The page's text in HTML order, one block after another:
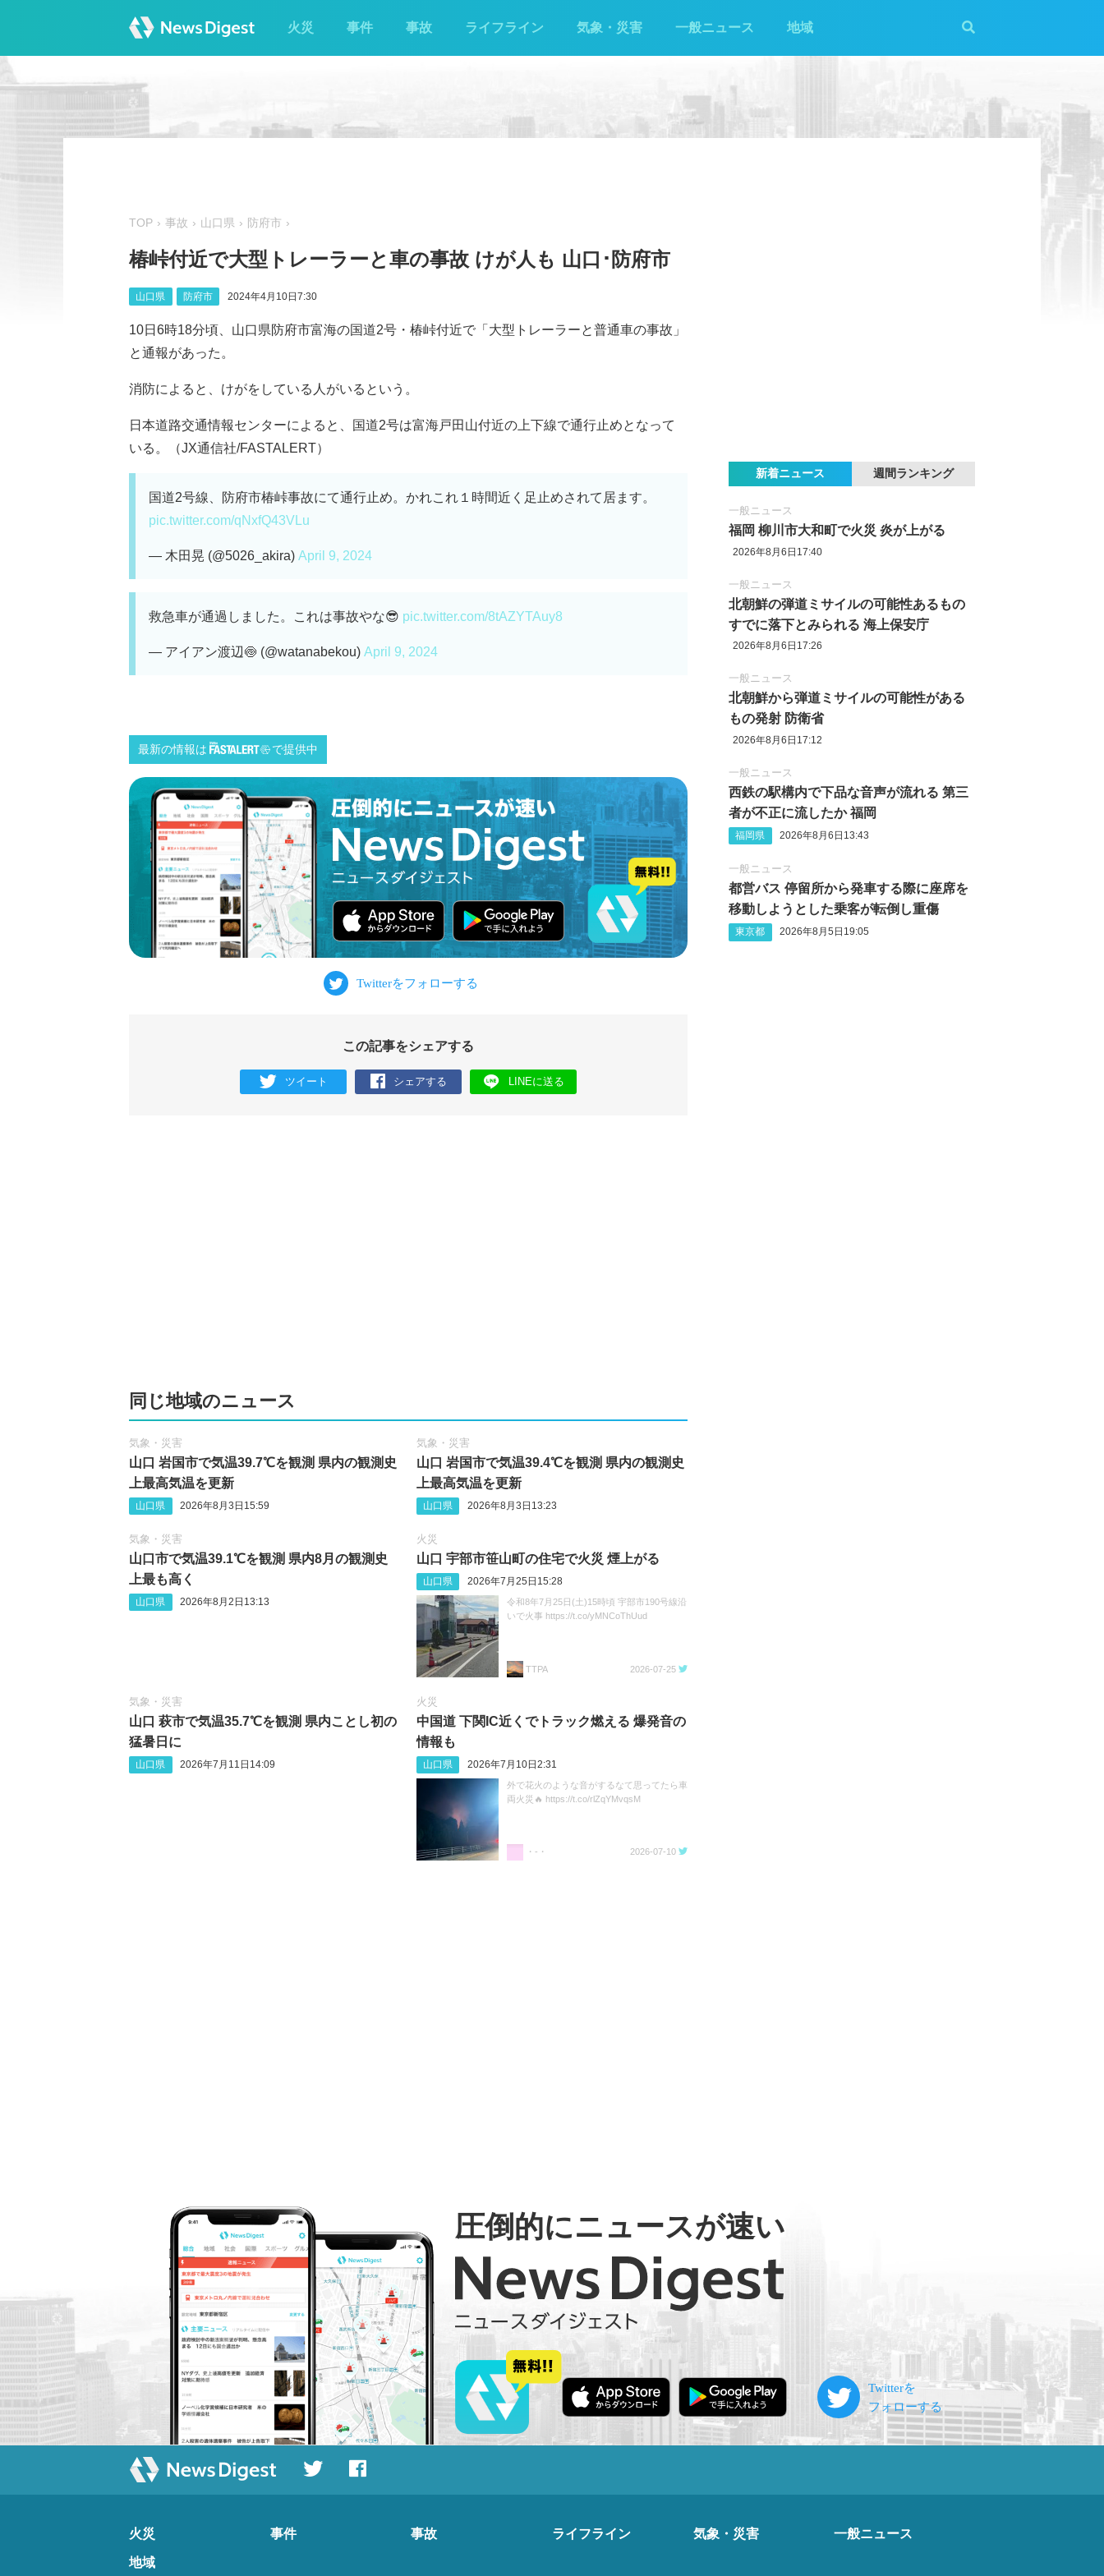
火災 事件 事故 ライフライン 気象・災害 一般ニュース 地域
TOP 事故 山口県 防府市
椿峠付近で大型トレーラーと車の事故 けが人も 山口･防府市
山口県 防府市 2024年4月10日7:30
10日6時18分頃、山口県防府市富海の国道2号・椿峠付近で「大型トレーラーと普通車の事故」
と通報があった。
消防によると、けがをしている人がいるという。
日本道路交通情報センターによると、国道2号は富海戸田山付近の上下線で通行止めとなって
いる。（JX通信社/FASTALERT）
国道2号線、防府市椿峠事故にて通行止め。かれこれ１時間近く足止めされて居ます。
pic.twitter.com/qNxfQ43VLu
— 木田晃 (@5026_akira) April 9, 2024
救急車が通過しました。これは事故やな😎 pic.twitter.com/8tAZYTAuy8
— アイアン渡辺🍥 (@watanabekou) April 9, 2024
最新の情報は で提供中
この記事をシェアする
ツイート シェアする LINEに送る
同じ地域のニュース
気象・災害
山口 岩国市で気温39.7℃を観測 県内の観測史
上最高気温を更新
山口県 2026年8月3日15:59
気象・災害
山口 岩国市で気温39.4℃を観測 県内の観測史
上最高気温を更新
山口県 2026年8月3日13:23
気象・災害
山口市で気温39.1℃を観測 県内8月の観測史
上最も高く
山口県 2026年8月2日13:13
火災
山口 宇部市笹山町の住宅で火災 煙上がる
山口県 2026年7月25日15:28
令和8年7月25日(土)15時頃 宇部市190号線沿
いで火事 https://t.co/yMNCoThUud
TTPA 2026-07-25
気象・災害
山口 萩市で気温35.7℃を観測 県内ことし初の
猛暑日に
山口県 2026年7月11日14:09
火災
中国道 下関IC近くでトラック燃える 爆発音の
情報も
山口県 2026年7月10日2:31
外で花火のような音がするなて思ってたら車
両火災🔥 https://t.co/rlZqYMvqsM
・-・ 2026-07-10
新着ニュース 週間ランキング
一般ニュース
福岡 柳川市大和町で火災 炎が上がる
2026年8月6日17:40
一般ニュース
北朝鮮の弾道ミサイルの可能性あるもの
すでに落下とみられる 海上保安庁
2026年8月6日17:26
一般ニュース
北朝鮮から弾道ミサイルの可能性がある
もの発射 防衛省
2026年8月6日17:12
一般ニュース
西鉄の駅構内で下品な音声が流れる 第三
者が不正に流したか 福岡
福岡県 2026年8月6日13:43
一般ニュース
都営バス 停留所から発車する際に座席を
移動しようとした乗客が転倒し重傷
東京都 2026年8月5日19:05
圧倒的にニュースが速い
火災 事件 事故 ライフライン 気象・災害 一般ニュース
地域